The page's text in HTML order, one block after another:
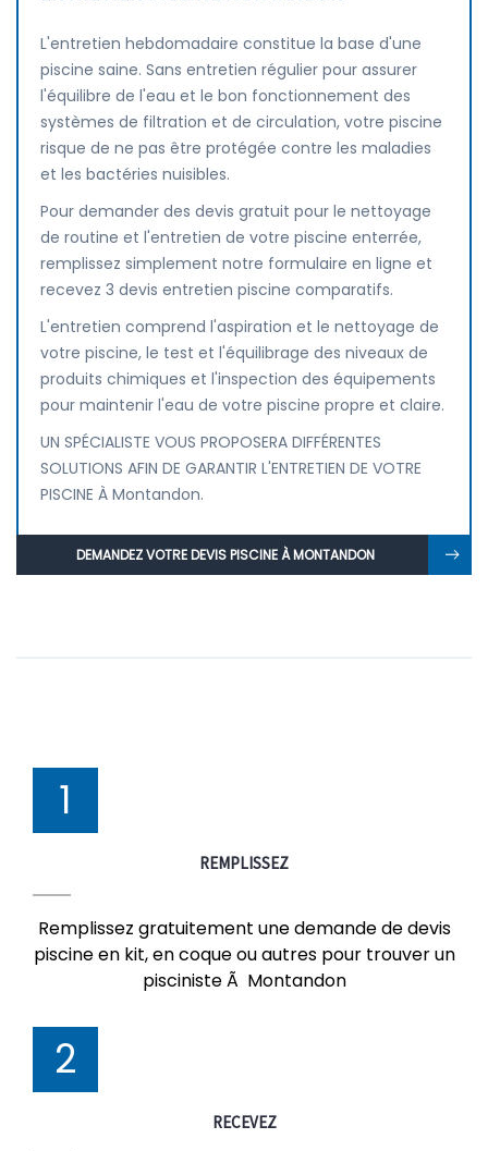
L'entretien hebdomadaire constitue la base d'une
piscine saine. Sans entretien régulier pour assurer
l'équilibre de l'eau et le bon fonctionnement des
systèmes de filtration et de circulation, votre piscine
risque de ne pas être protégée contre les maladies
et les bactéries nuisibles.
Pour demander des devis gratuit pour le nettoyage
de routine et l'entretien de votre piscine enterrée,
remplissez simplement notre formulaire en ligne et
recevez 3 devis entretien piscine comparatifs.
L'entretien comprend l'aspiration et le nettoyage de
votre piscine, le test et l'équilibrage des niveaux de
produits chimiques et l'inspection des équipements
pour maintenir l'eau de votre piscine propre et claire.
UN SPÉCIALISTE VOUS PROPOSERA DIFFÉRENTES
SOLUTIONS AFIN DE GARANTIR L'ENTRETIEN DE VOTRE
PISCINE À Montandon.
DEMANDEZ VOTRE DEVIS PISCINE À MONTANDON
1
REMPLISSEZ
Remplissez gratuitement une demande de devis
piscine en kit, en coque ou autres pour trouver un
pisciniste Ã Montandon
2
RECEVEZ